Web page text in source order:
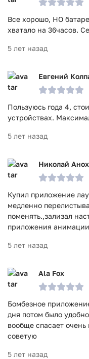
Все хорошо, НО
хватало на 36часов.
5 лет назад
Евгений
Пользуюсь года 4,
устройствах.
5 лет назад
Николай
Купил приложение
медленно
поменять.,зализал
приложения
5 лет назад
Ala Fox
Бомбезное
дня потом было
вообще спасает
советую
5 лет назад